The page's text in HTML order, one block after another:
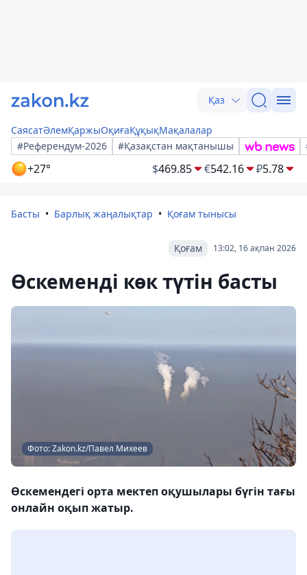
Қаз
СаясатӘлемҚаржыОқиғаҚұқықМақалалар
#Референдум-2026
#Қазақстан мақтанышы
+27° $469.85 €542.16 ₽5.78
Басты Барлық жаңалықтар Қоғам тынысы
13:02, 16 ақпан 2026
Қоғам
Өскеменді көк түтін басты
Фото: Zakon.kz/Павел Михеев
Өскемендегі орта мектеп оқушылары бүгін тағы
онлайн оқып жатыр.